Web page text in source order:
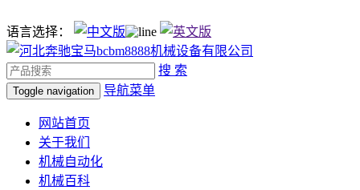
语言选择：
搜 索
Toggle navigation 导航菜单
网站首页
关于我们
机械自动化
机械百科